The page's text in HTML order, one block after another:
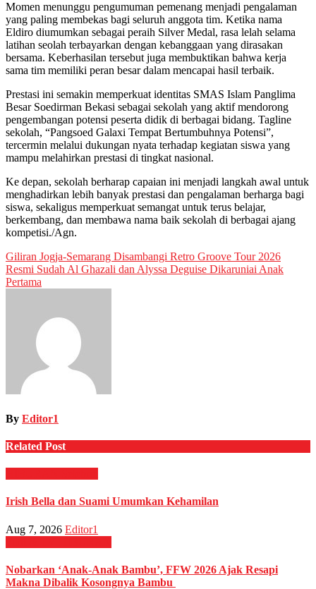
Momen menunggu pengumuman pemenang menjadi pengalaman
yang paling membekas bagi seluruh anggota tim. Ketika nama
Eldiro diumumkan sebagai peraih Silver Medal, rasa lelah selama
latihan seolah terbayarkan dengan kebanggaan yang dirasakan
bersama. Keberhasilan tersebut juga membuktikan bahwa kerja
sama tim memiliki peran besar dalam mencapai hasil terbaik.
Prestasi ini semakin memperkuat identitas SMAS Islam Panglima
Besar Soedirman Bekasi sebagai sekolah yang aktif mendorong
pengembangan potensi peserta didik di berbagai bidang. Tagline
sekolah, “Pangsoed Galaxi Tempat Bertumbuhnya Potensi”,
tercermin melalui dukungan nyata terhadap kegiatan siswa yang
mampu melahirkan prestasi di tingkat nasional.
Ke depan, sekolah berharap capaian ini menjadi langkah awal untuk
menghadirkan lebih banyak prestasi dan pengalaman berharga bagi
siswa, sekaligus memperkuat semangat untuk terus belajar,
berkembang, dan membawa nama baik sekolah di berbagai ajang
kompetisi./Agn.
Post
navigation
Giliran Jogja-Semarang Disambangi Retro Groove Tour 2026
Resmi Sudah Al Ghazali dan Alyssa Deguise Dikaruniai Anak
Pertama
By Editor1
Related Post
Irish Bella dan Suami Umumkan Kehamilan
Aug 7, 2026 Editor1
Nobarkan ‘Anak-Anak Bambu’, FFW 2026 Ajak Resapi
Makna Dibalik Kosongnya Bambu